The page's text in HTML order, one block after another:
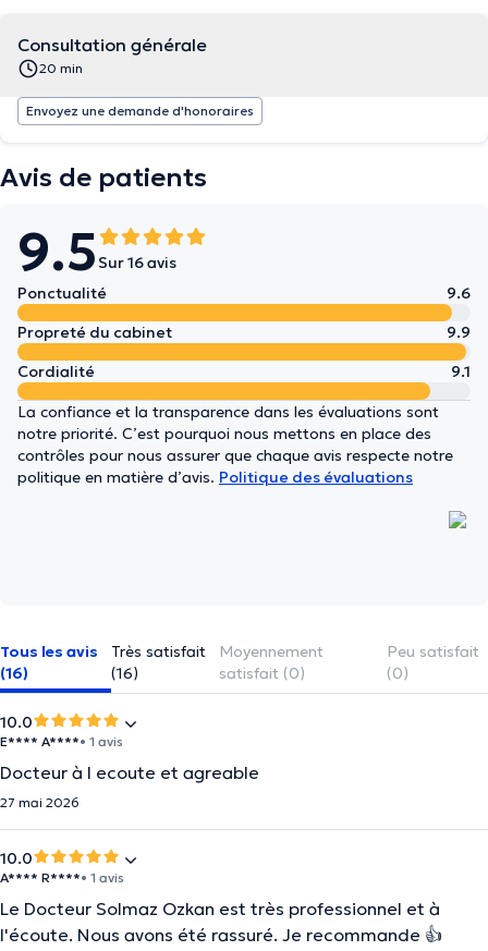
Consultation générale
20 min
Envoyez une demande d'honoraires
Avis de patients
9.5 Sur 16 avis
Ponctualité
9.6
Propreté du cabinet
9.9
Cordialité
9.1
La confiance et la transparence dans les évaluations sont
notre priorité. C’est pourquoi nous mettons en place des
contrôles pour nous assurer que chaque avis respecte notre
politique en matière d’avis. Politique des évaluations
Tous les avis
(16)
Très satisfait
(16)
Moyennement
satisfait (0)
Peu satisfait
(0)
10.0
E**** A****• 1 avis
Docteur à l ecoute et agreable
27 mai 2026
10.0
A**** R****• 1 avis
Le Docteur Solmaz Ozkan est très professionnel et à
l'écoute. Nous avons été rassuré. Je recommande 👍